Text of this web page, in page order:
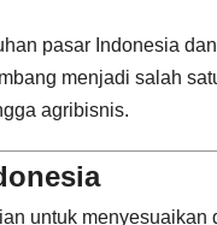
pasar Indonesia
menjadi salah
agribisnis.
untuk